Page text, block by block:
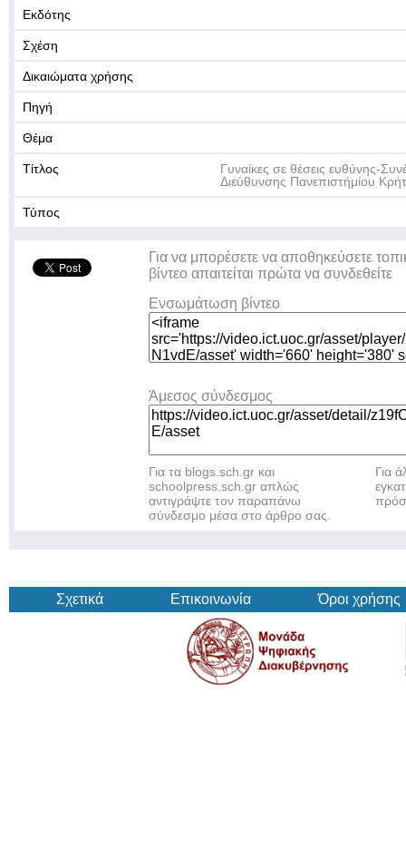
Εκδότης
Σχέση
Δικαιώματα χρήσης
Πηγή
Θέμα
Τίτλος
Γυναίκες σε θέσεις ευθύνης-
Διεύθυνσης Πανεπιστήμίου
Τύπος
Για να μπορέσετε να αποθηκεύσετε
βίντεο απαιτείται πρώτα να συνδεθείτε
Ενσωμάτωση βίντεο
Άμεσος σύνδεσμος
Για τα blogs.sch.gr και
schoolpress.sch.gr απλώς
αντιγράψτε τον παραπάνω
σύνδεσμο μέσα στο άρθρο σας.
Για
Σχετικά Επικοινωνία Όροι χρήσης